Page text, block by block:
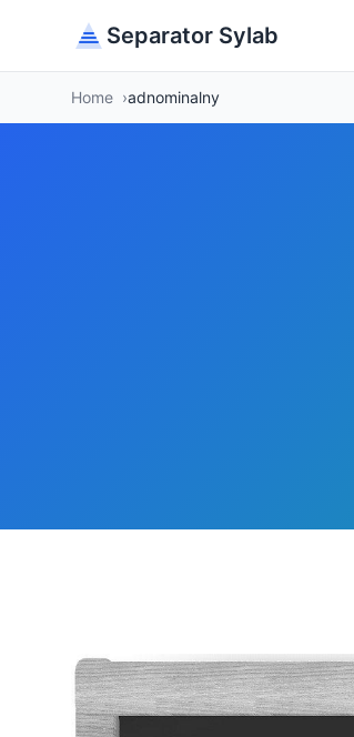
Separator Sylab
Home adnominalny